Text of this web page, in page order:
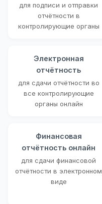
для подписи и отправки
отчётности в
контролирующие органы
Электронная
отчётность
для сдачи отчётности во
все контролирующие
органы онлайн
Финансовая
отчётность онлайн
для сдачи финансовой
отчётности в электронном
виде